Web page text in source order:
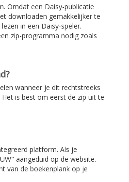
Omdat een Daisy-publicatie
downloaden gemakkelijker te
in een Daisy-speler.
zip-programma nodig zoals
wanneer je dit rechtstreeks
is best om eerst de zip uit te
platform. Als je
aangeduid op de website.
van de boekenplank op je